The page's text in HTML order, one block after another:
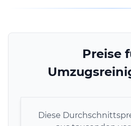
Preise
Diese